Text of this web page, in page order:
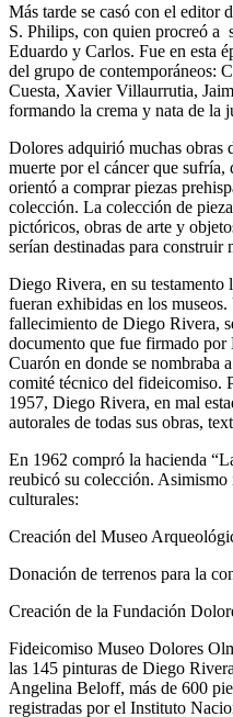
Más tarde se casó con el
S. Philips, con quien procreó a
Eduardo y Carlos. Fue en esta
del grupo de contemporáneos:
Cuesta, Xavier Villaurrutia,
formando la crema y nata de la
Dolores adquirió muchas obras
muerte por el cáncer que
orientó a comprar piezas
colección. La colección de
pictóricos, obras de arte y
serían destinadas para construir
Diego Rivera, en su testamento
fueran exhibidas en los museos.
fallecimiento de Diego Rivera,
documento que fue firmado
Cuarón en donde se nombraba
comité técnico del fideicomiso.
1957, Diego Rivera, en mal
autorales de todas sus obras,
En 1962 compró la hacienda
reubicó su colección.
culturales:
Creación del Museo
Donación de terrenos para la
Creación de la Fundación
Fideicomiso Museo Dolores
las 145 pinturas de Diego
Angelina Beloff, más de 600
registradas por el Instituto